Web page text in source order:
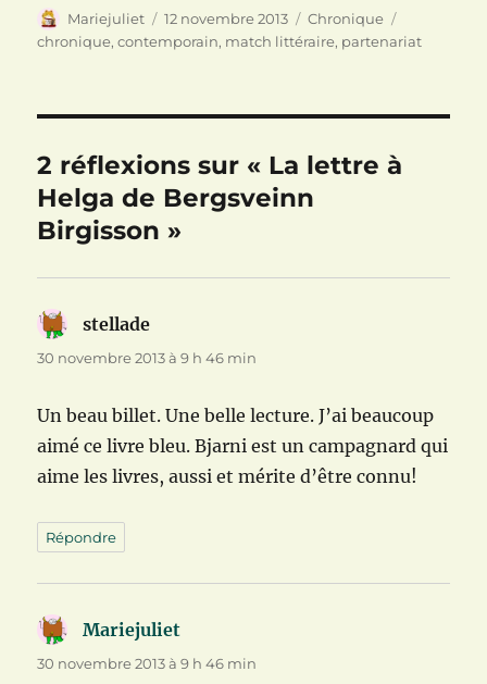
f
e
n
ê
f
e
n
)
e
f
e
e
Auteur
Mariejuliet
Publié
le
12 novembre 2013 Catégories
Chronique
chronique,contemporain, match littéraire, partenariat
2 réflexions sur « La lettre à
Helga de Bergsveinn
Birgisson »
stellade
30 novembre 2013 à 9 h 46 min
Un beau billet. Une belle lecture. J’ai beaucoup
aimé ce livre bleu. Bjarni est un campagnard qui
aime les livres, aussi et mérite d’être connu!
Répondre
Mariejuliet
30 novembre 2013 à 9 h 46 min